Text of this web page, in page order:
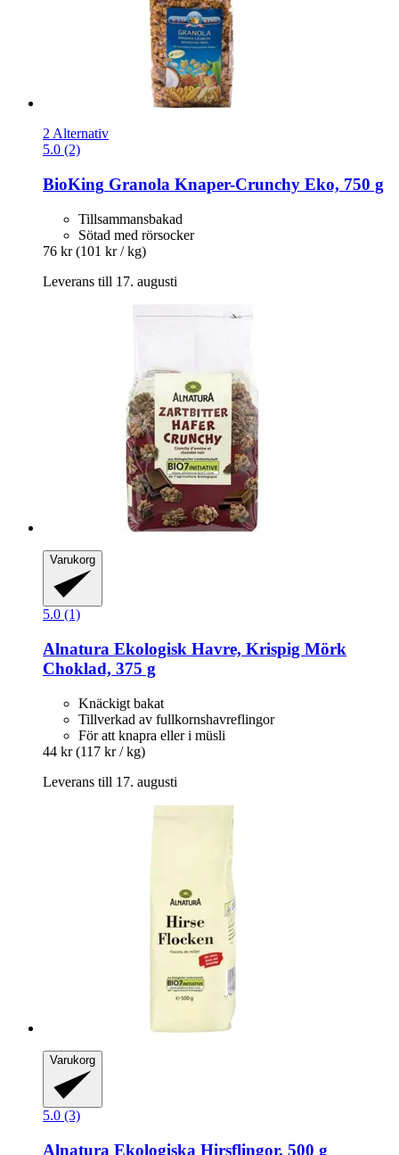
2 Alternativ
5.0 (2)
BioKing Granola Knaper-​Crunchy Eko, 750 g
Tillsammansbakad
Sötad med rörsocker
76 kr (101 kr / kg)
Leverans till 17. augusti
Varukorg
5.0 (1)
Alnatura Ekologisk Havre, Krispig Mörk
Choklad, 375 g
Knäckigt bakat
Tillverkad av fullkornshavreflingor
För att knapra eller i müsli
44 kr (117 kr / kg)
Leverans till 17. augusti
Varukorg
5.0 (3)
Alnatura Ekologiska Hirsflingor, 500 g